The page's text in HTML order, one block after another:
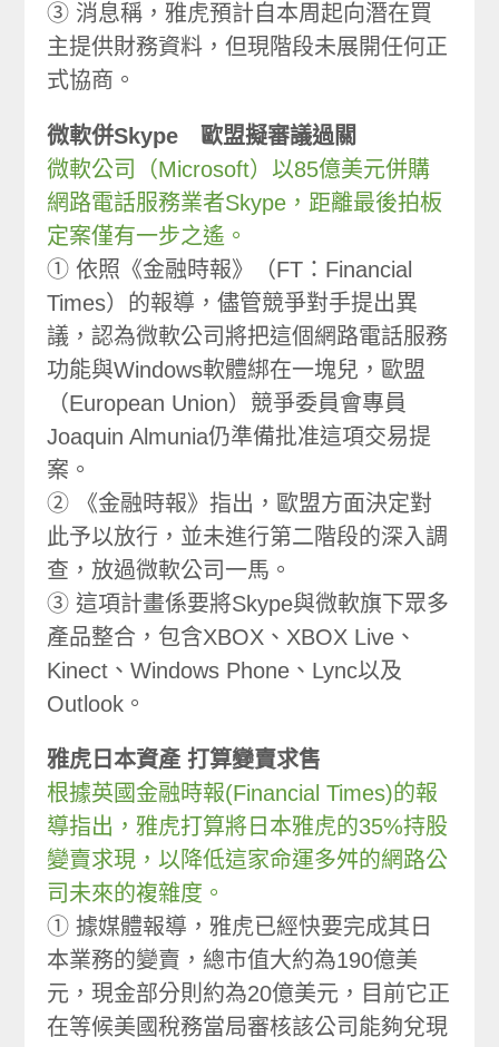
③ 消息稱，雅虎預計自本周起向潛在買
主提供財務資料，但現階段未展開任何正
式協商。
微軟併Skype 歐盟擬審議過關
微軟公司（Microsoft）以85億美元併購
網路電話服務業者Skype，距離最後拍板
定案僅有一步之遙。
① 依照《金融時報》（FT：Financial
Times）的報導，儘管競爭對手提出異
議，認為微軟公司將把這個網路電話服務
功能與Windows軟體綁在一塊兒，歐盟
（European Union）競爭委員會專員
Joaquin Almunia仍準備批准這項交易提
案。
② 《金融時報》指出，歐盟方面決定對
此予以放行，並未進行第二階段的深入調
查，放過微軟公司一馬。
③ 這項計畫係要將Skype與微軟旗下眾多
產品整合，包含XBOX、XBOX Live、
Kinect、Windows Phone、Lync以及
Outlook。
雅虎日本資產 打算變賣求售
根據英國金融時報(Financial Times)的報
導指出，雅虎打算將日本雅虎的35%持股
變賣求現，以降低這家命運多舛的網路公
司未來的複雜度。
① 據媒體報導，雅虎已經快要完成其日
本業務的變賣，總市值大約為190億美
元，現金部分則約為20億美元，目前它正
在等候美國稅務當局審核該公司能夠兌現